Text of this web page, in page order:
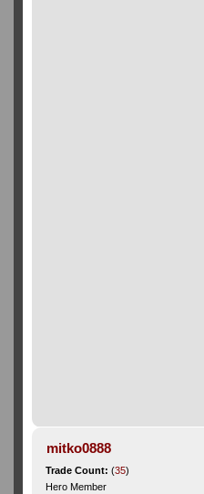
mitko0888
Trade Count:(35)
Hero Member